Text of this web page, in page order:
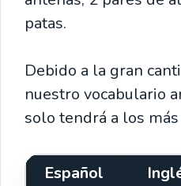
patas.
Debido a la gran
nuestro vocabulario
solo tendrá a los
Español